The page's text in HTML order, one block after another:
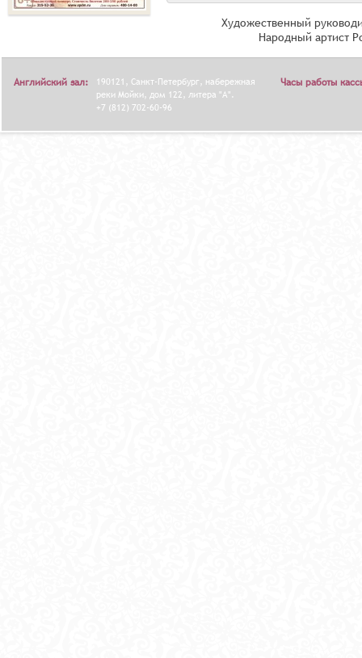
Художественный
Народный артист
Английский зал:
190121, Санкт-Петербург, набережная
реки Мойки, дом 122, литера "А".
+7 (812) 702-60-96
Часы работы